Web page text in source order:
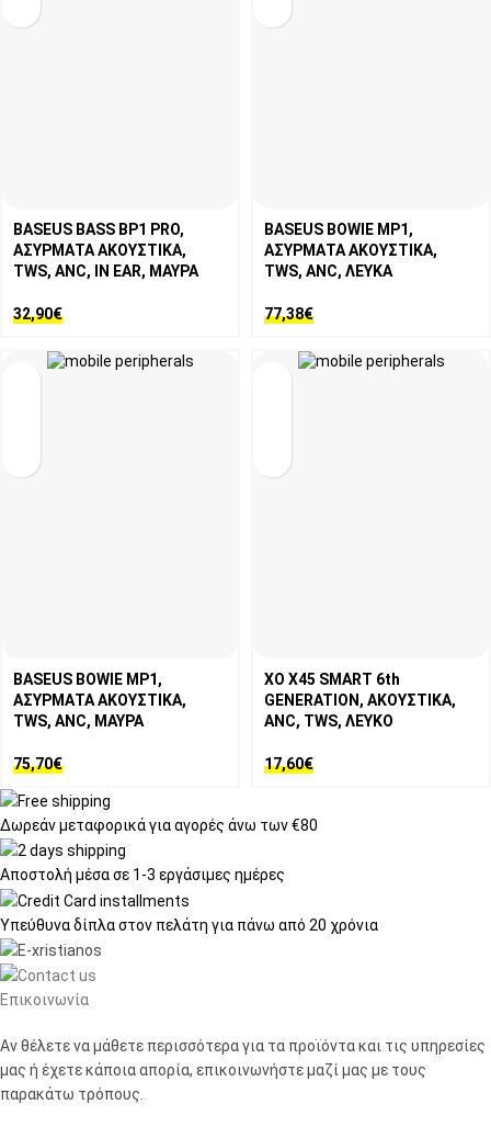
BASEUS BASS BP1 PRO,
ΑΣΥΡΜΑΤΑ ΑΚΟΥΣΤΙΚΑ,
TWS, ANC, IN EAR, ΜΑΥΡΑ
32,90€
BASEUS BOWIE MP1,
ΑΣΥΡΜΑΤΑ ΑΚΟΥΣΤΙΚΑ,
TWS, ANC, ΛΕΥΚΑ
77,38€
BASEUS BOWIE MP1,
ΑΣΥΡΜΑΤΑ ΑΚΟΥΣΤΙΚΑ,
TWS, ANC, ΜΑΥΡΑ
75,70€
XO X45 SMART 6th
GENERATION, ΑΚΟΥΣΤΙΚΑ,
ANC, TWS, ΛΕΥΚΟ
17,60€
Δωρεάν μεταφορικάγια αγορές άνω των €80
Αποστολή μέσα σε 1-3 εργάσιμες ημέρες
Υπεύθυνα δίπλα στον πελάτη για πάνω από 20 χρόνια
Επικοινωνία
Αν θέλετε να μάθετε περισσότερα για τα προϊόντα και τις υπηρεσίες
μας ή έχετε κάποια απορία, επικοινωνήστε μαζί μας με τους
παρακάτω τρόπους.